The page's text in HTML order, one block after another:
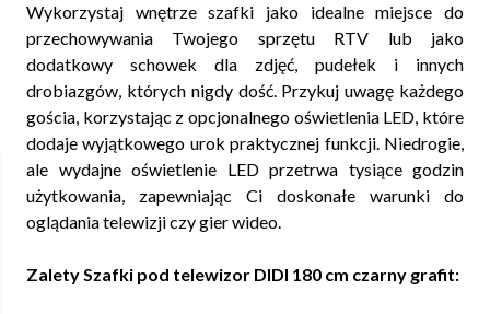
Wykorzystaj wnętrze szafki jako idealne miejsce do
przechowywania Twojego sprzętu RTV lub jako
dodatkowy schowek dla zdjęć, pudełek i innych
drobiazgów, których nigdy dość. Przykuj uwagę każdego
gościa, korzystając z opcjonalnego oświetlenia LED, które
dodaje wyjątkowego urok praktycznej funkcji. Niedrogie,
ale wydajne oświetlenie LED przetrwa tysiące godzin
użytkowania, zapewniając Ci doskonałe warunki do
oglądania telewizji czy gier wideo.
Zalety Szafki pod telewizor DIDI 180 cm czarny grafit: